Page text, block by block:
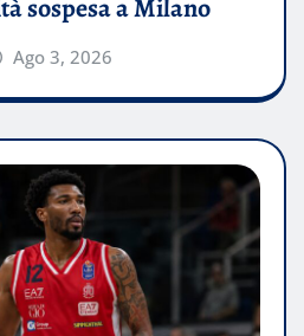
sospesa a Milano
Ago 3, 2026